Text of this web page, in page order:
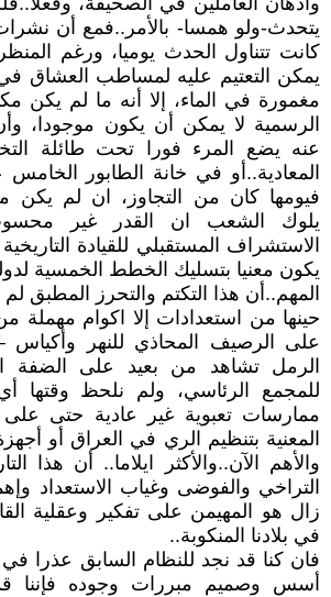
يتحدث-ولو همسا- بالأمر..فمع أن نشرات
كانت تتناول الحدث يوميا، ورغم
يمكن التعتيم عليه لمساطب العشاق
مغمورة في الماء، إلا أنه ما لم يكن
الرسمية لا يمكن أن يكون موجودا،
عنه يضع المرء فورا تحت طائلة
المعادية..أو في خانة الطابور
فيومها كان من التجاوز، ان لم يكن
يلوك الشعب ان القدر غير
الاستشراف المستقبلي للقيادة
يكون معنيا بتسليك الخطط الخمسية
المهم..أن هذا التكتم والتحرز المطبق
حينها من استعدادات إلا اكوام
على الرصيف المحاذي للنهر وأكياس
الرمل تشاهد من بعيد على الضفة
للمجمع الرئاسي، ولم نلحظ وقتها
ممارسات تعبوية غير عادية حتى على
المعنية بتنظيم الري في العراق أو
والأهم الآن..والأكثر ايلاما.. أن هذا
التراخي والفوضى وغياب الاستعداد
زال هو المهيمن على تفكير وعقلية
في بلادنا المنكوبة..
فان كنا قد نجد للنظام السابق عذرا
أسس وصميم مبررات وجوده فإننا